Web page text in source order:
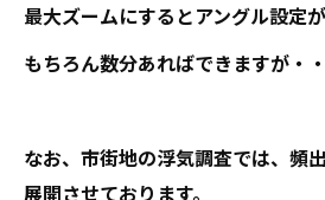
最大ズームにするとアングル設定が
もちろん数分あればできますが・
なお、市街地の浮気調査では、頻
展開させております。